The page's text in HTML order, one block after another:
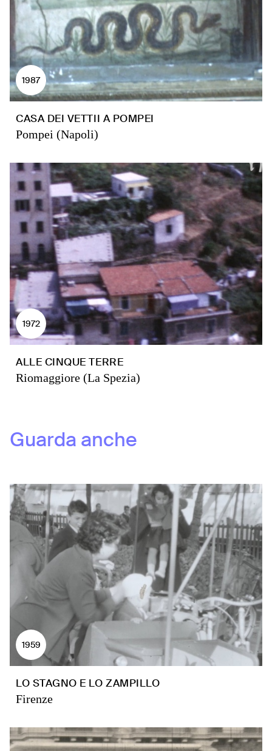
1987
CASA DEI VETTII A POMPEI
Pompei (Napoli)
1972
ALLE CINQUE TERRE
Riomaggiore (La Spezia)
Guarda anche
1959
LO STAGNO E LO ZAMPILLO
Firenze